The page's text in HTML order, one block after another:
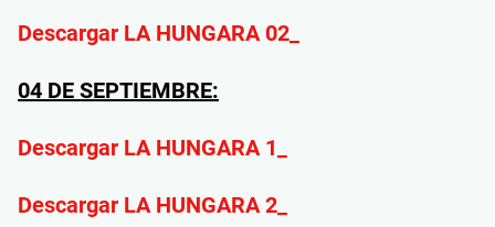
Descargar LA HUNGARA 02_
04 DE SEPTIEMBRE:
Descargar LA HUNGARA 1_
Descargar LA HUNGARA 2_